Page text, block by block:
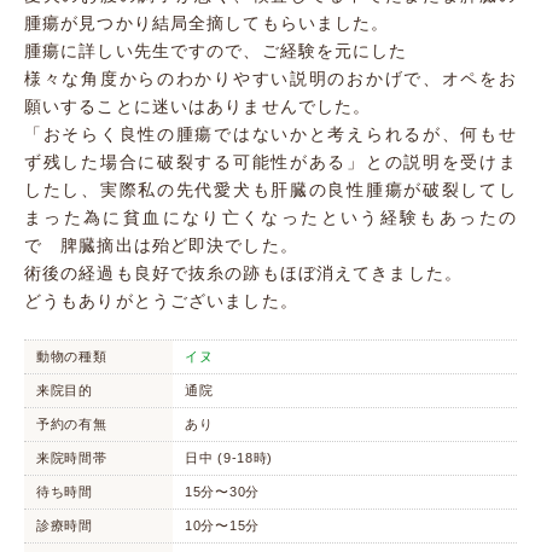
腫瘍が見つかり結局全摘してもらいました。
腫瘍に詳しい先生ですので、ご経験を元にした
様々な角度からのわかりやすい説明のおかげで、オペをお
願いすることに迷いはありませんでした。
「おそらく良性の腫瘍ではないかと考えられるが、何もせ
ず残した場合に破裂する可能性がある」との説明を受けま
したし、実際私の先代愛犬も肝臓の良性腫瘍が破裂してし
まった為に貧血になり亡くなったという経験もあったの
で 脾臓摘出は殆ど即決でした。
術後の経過も良好で抜糸の跡もほぼ消えてきました。
どうもありがとうございました。
動物の種類 イヌ
来院目的 通院
予約の有無 あり
来院時間帯 日中 (9-18時)
待ち時間 15分〜30分
診療時間 10分〜15分